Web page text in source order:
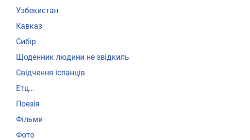
Узбекистан
Кавказ
Сибір
Щоденник людини не звідкиль
Свідчення іспанців
Етц...
Поезія
Фільми
Фото